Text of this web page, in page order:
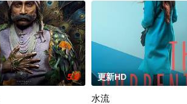
5.0 更新HD
水流